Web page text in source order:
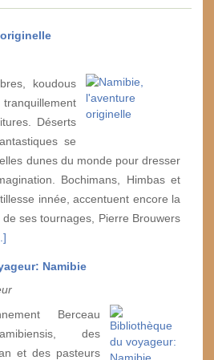
koudous
Déserts
se
dunes du monde pour dresser
Bochimans, Himbas et
innée, accentuent encore la
ses tournages, Pierre Brouwers
Namibie
Berceau
des
et des pasteurs